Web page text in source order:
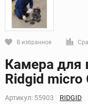
В избранное
Камера для
Ridgid micro
Артикул: 55903 RIDGID